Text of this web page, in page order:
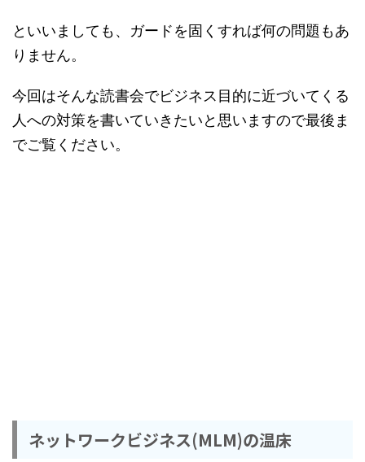
といいましても、ガードを固くすれば何の問題もあ
りません。
今回はそんな読書会でビジネス目的に近づいてくる
人への対策を書いていきたいと思いますので最後ま
でご覧ください。
ネットワークビジネス(MLM)の温床